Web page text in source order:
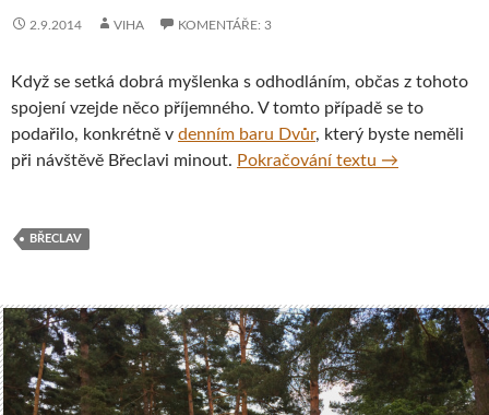
2.9.2014 VIHA KOMENTÁŘE: 3
Když se setká dobrá myšlenka s odhodláním, občas z tohoto
spojení vzejde něco příjemného. V tomto případě se to
podařilo, konkrétně v denním baru Dvůr, který byste neměli
při návštěvě Břeclavi minout. Pokračování textu Denní bar
→
BŘECLAV